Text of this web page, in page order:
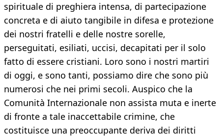
spirituale di preghiera intensa, di partecipazione
concreta e di aiuto tangibile in difesa e protezione
dei nostri fratelli e delle nostre sorelle,
perseguitati, esiliati, uccisi, decapitati per il solo
fatto di essere cristiani. Loro sono i nostri martiri
di oggi, e sono tanti, possiamo dire che sono più
numerosi che nei primi secoli. Auspico che la
Comunità Internazionale non assista muta e inerte
di fronte a tale inaccettabile crimine, che
costituisce una preoccupante deriva dei diritti